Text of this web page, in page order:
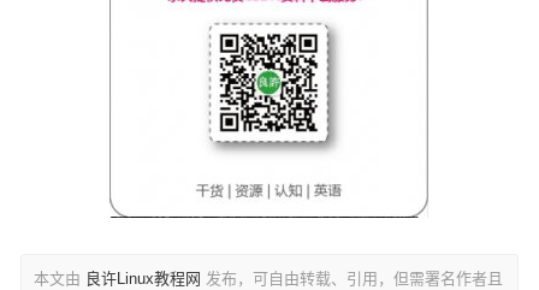
本文由 良许Linux教程网 发布，可自由转载、引用，但需署名作者且